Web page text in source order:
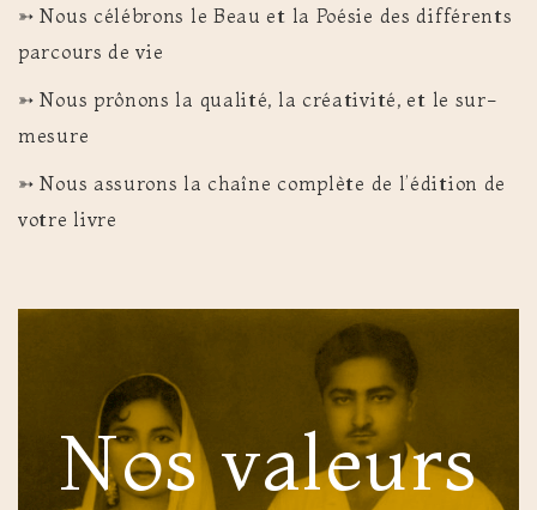
➳ Nous célébrons le Beau et la Poésie des différents
parcours de vie
➳ Nous prônons la qualité, la créativité, et le sur-
mesure
➳ Nous assurons la chaîne complète de l’édition de
votre livre
Nos valeurs